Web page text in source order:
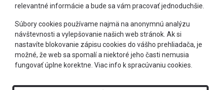
info@optimeye.sk
Doprava zadarmo
relevantné informácie a bude sa vám pracovať jednoduchšie.
Súbory cookies používame najmä na anonymnú analýzu
návštevnosti a vylepšovanie našich web stránok. Ak si
nastavíte blokovanie zápisu cookies do vášho prehliadača, je
možné, že web sa spomalí a niektoré jeho časti nemusia
fungovať úplne korektne. Viac info k spracúvaniu cookies.